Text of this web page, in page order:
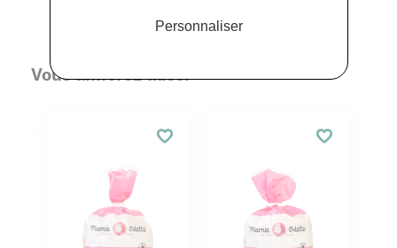
Vous aimerez aussi
Personnaliser